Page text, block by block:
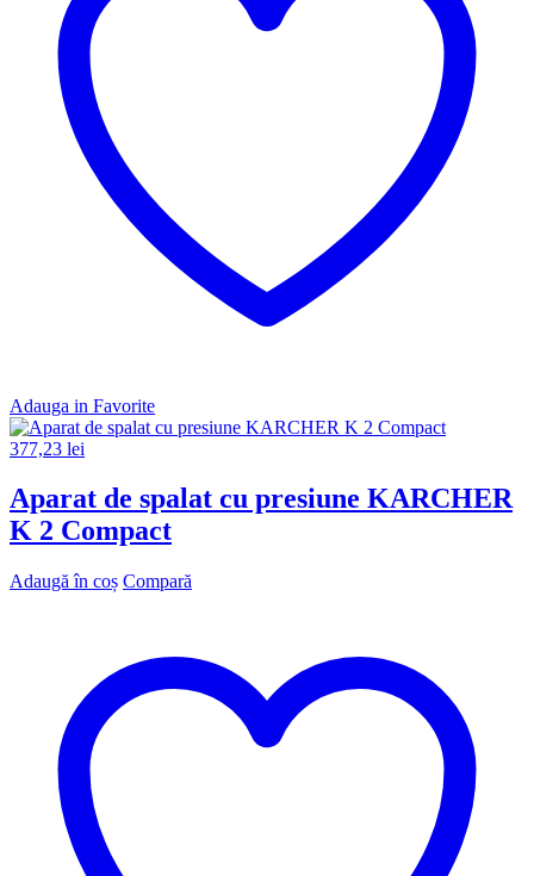
Adauga in Favorite
377,23 lei
Aparat de spalat cu presiune KARCHER
K 2 Compact
Adaugă în coș Compară